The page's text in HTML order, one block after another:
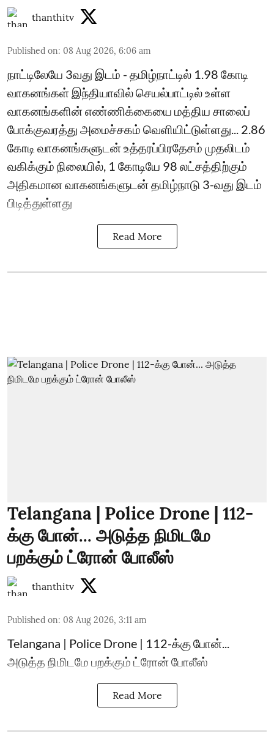
thanthitv
Published on: 08 Aug 2026, 6:06 am
நாட்டிலேயே 3வது இடம் - தமிழ்நாட்டில் 1.98 கோடி
வாகனங்கள் இந்தியாவில் செயல்பாட்டில் உள்ள
வாகனங்களின் எண்ணிக்கையை மத்திய சாலைப்
போக்குவரத்து அமைச்சகம் வெளியிட்டுள்ளது... 2.86
கோடி வாகனங்களுடன் உத்தரப்பிரதேசம் முதலிடம்
வகிக்கும் நிலையில், 1 கோடியே 98 லட்சத்திற்கும்
அதிகமான வாகனங்களுடன் தமிழ்நாடு 3-வது இடம்
பிடித்துள்ளது
Read More
Telangana | Police Drone | 112-
க்கு போன்... அடுத்த நிமிடமே
பறக்கும் ட்ரோன் போலீஸ்
thanthitv
Published on: 08 Aug 2026, 3:11 am
Telangana | Police Drone | 112-க்கு போன்...
அடுத்த நிமிடமே பறக்கும் ட்ரோன் போலீஸ்
Read More